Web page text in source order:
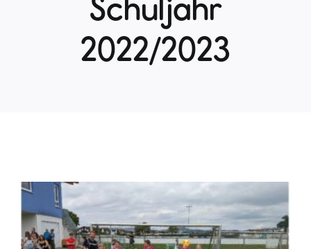
Schuljahr
2022/2023